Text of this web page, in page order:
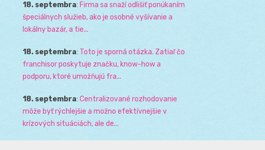
18. septembra: Firma sa snaží odlišiť ponúkaním
špeciálnych služieb, ako je osobné vyšívanie a
lokálny bazár, a tie...
18. septembra: Toto je sporná otázka. Zatiaľ čo
franchisor poskytuje značku, know-how a
podporu, ktoré umožňujú fra...
18. septembra: Centralizované rozhodovanie
môže byť rýchlejšie a možno efektívnejšie v
krízových situáciách, ale de...